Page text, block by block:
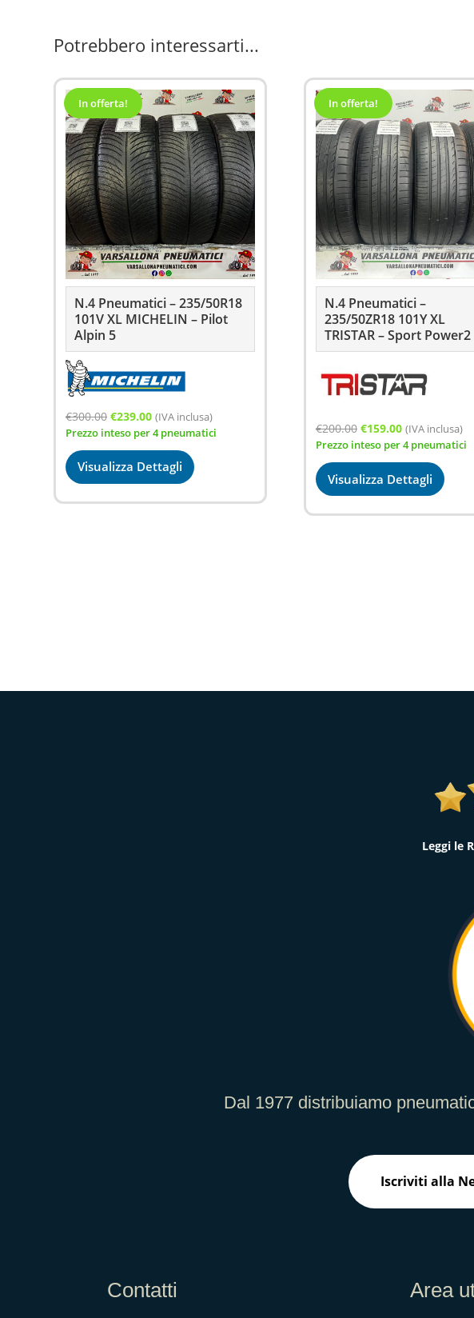
Potrebbero interessarti...
In offerta!
N.4 Pneumatici – 235/50R18
101V XL MICHELIN – Pilot
Alpin 5
€300.00 Il
prezzo
€300.00.
€239.00Il
prezzo
attuale
€239.00.
(IVA inclusa)
Prezzo inteso per 4 pneumatici
Visualizza Dettagli
In offerta!
N.4 Pneumatici –
235/50ZR18 101Y XL
TRISTAR – Sport Power2
€200.00 Il
prezzo
€200.00.
€159.00Il
prezzo
attuale
€159.00.
(IVA inclusa)
Prezzo inteso per 4 pneumatici
Visualizza Dettagli
Leggi le
Dal 1977 distribuiamo
Iscriviti alla
Contatti Area